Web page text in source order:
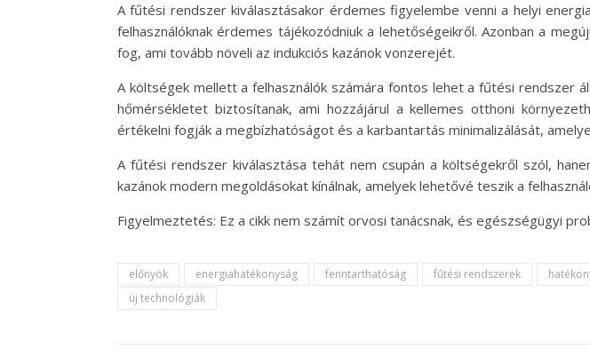
A fűtési rendszer kiválasztásakor érdemes figyelembe venni a helyi
felhasználóknak érdemes tájékozódniuk a lehetőségeikről. Azonban a
fog, ami tovább növeli az indukciós kazánok vonzerejét.
A költségek mellett a felhasználók számára fontos lehet a fűtési rendszer
hőmérsékletet biztosítanak, ami hozzájárul a kellemes otthoni
értékelni fogják a megbízhatóságot és a karbantartás minimalizálását,
A fűtési rendszer kiválasztása tehát nem csupán a költségekről szól,
kazánok modern megoldásokat kínálnak, amelyek lehetővé teszik a
Figyelmeztetés: Ez a cikk nem számít orvosi tanácsnak, és egészségügyi
előnyök energiahatékonyság fenntarthatóság fűtési rendszerek
új technológiák